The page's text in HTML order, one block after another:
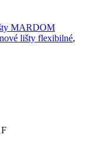
MARDOM
lišty flexibilné,